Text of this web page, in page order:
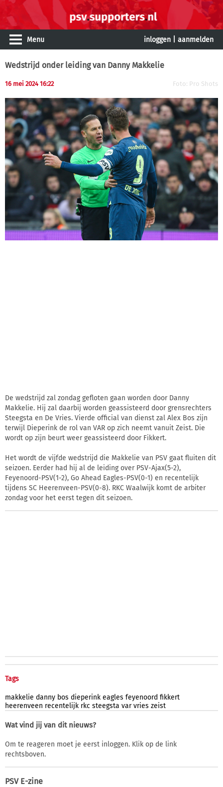
Menu inloggen aanmelden
Wedstrijd onder leiding van Danny Makkelie
16 mei 2024 16:22 Foto: Pro Shots
De wedstrijd zal zondag gefloten gaan worden door Danny
Makkelie. Hij zal daarbij worden geassisteerd door grensrechters
Steegsta en De Vries. Vierde official van dienst zal Alex Bos zijn
terwijl Dieperink de rol van VAR op zich neemt vanuit Zeist. Die
wordt op zijn beurt weer geassisteerd door Fikkert.
Het wordt de vijfde wedstrijd die Makkelie van PSV gaat fluiten dit
seizoen. Eerder had hij al de leiding over PSV-Ajax(5-2),
Feyenoord-PSV(1-2), Go Ahead Eagles-PSV(0-1) en recentelijk
tijdens SC Heerenveen-PSV(0-8). RKC Waalwijk komt de arbiter
zondag voor het eerst tegen dit seizoen.
Tags
makkelie danny bos dieperink eagles feyenoord fikkert
heerenveen recentelijk rkc steegsta var vries zeist
Wat vind jij van dit nieuws?
Om te reageren moet je eerst inloggen. Klik op de link
rechtsboven.
PSV E-zine